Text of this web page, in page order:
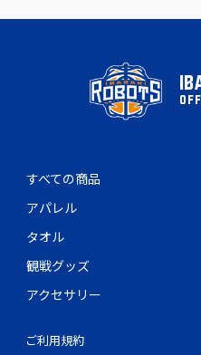
すべての商品
アパレル
タオル
観戦グッズ
アクセサリー
ご利用規約